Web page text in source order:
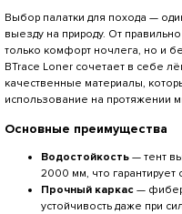
Выбор палатки для похода —
выезду на природу. От
только комфорт ночлега, но и
BTrace Loner сочетает в себе
качественные материалы,
использование на протяжении
Основные преимущества
Водостойкость — тент
2000 мм, что гарантирует
Прочный каркас —
устойчивость даже при